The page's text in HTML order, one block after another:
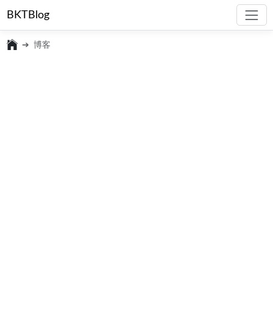
BKTBlog
博客